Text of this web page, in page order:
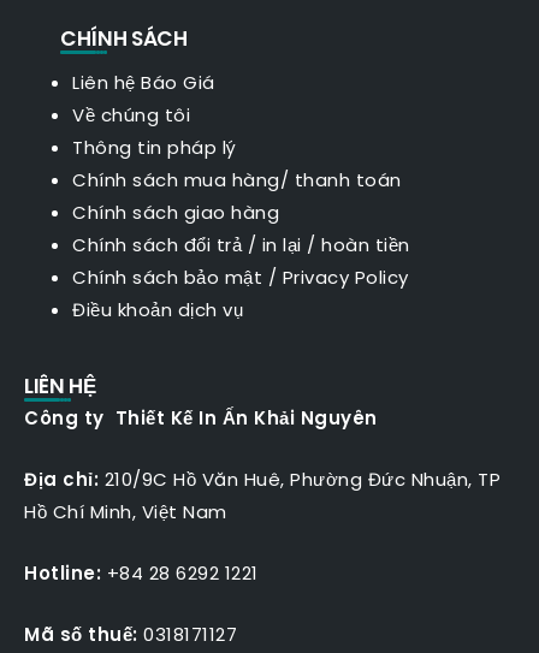
CHÍNH SÁCH
Liên hệ Báo Giá
Về chúng tôi
Thông tin pháp lý
Chính sách mua hàng/ thanh toán
Chính sách giao hàng
Chính sách đổi trả / in lại / hoàn tiền
Chính sách bảo mật / Privacy Policy
Điều khoản dịch vụ
LIÊN HỆ
Công ty Thiết Kế In Ấn Khải Nguyên
Địa chỉ: 210/9C Hồ Văn Huê, Phường Đức Nhuận, TP
Hồ Chí Minh, Việt Nam
Hotline: +84 28 6292 1221
Mã số thuế: 0318171127